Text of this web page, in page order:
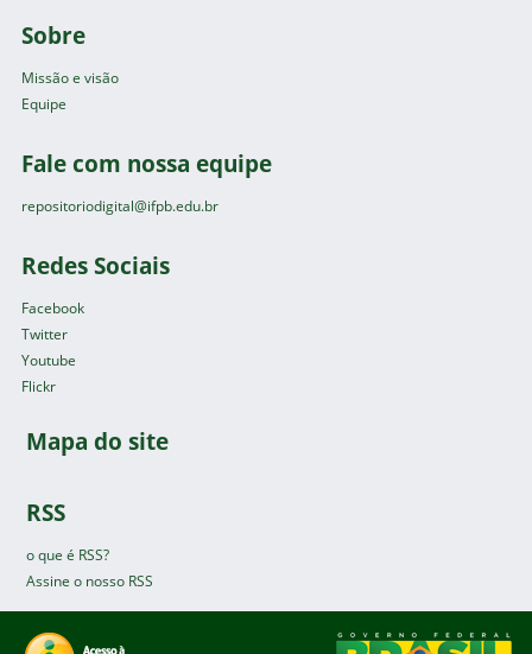
Sobre
Missão e visão
Equipe
Fale com nossa equipe
repositoriodigital@ifpb.edu.br
Redes Sociais
Facebook
Twitter
Youtube
Flickr
Mapa do site
RSS
o que é RSS?
Assine o nosso RSS